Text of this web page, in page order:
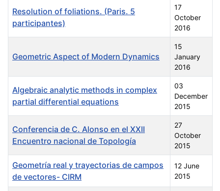
Resolution of foliations. (Paris. 5
participantes)
17
October
2016
Geometric Aspect of Modern Dynamics
15
January
2016
Algebraic analytic methods in complex
partial differential equations
03
December
2015
Conferencia de C. Alonso en el XXII
Encuentro nacional de Topología
27
October
2015
Geometría real y trayectorias de campos
de vectores- CIRM
12 June
2015